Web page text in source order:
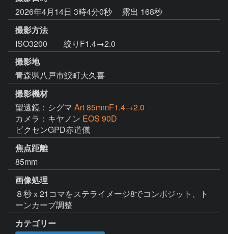
2026年4月14日 3時4分0秒
露出 168秒
撮影方法
ISO3200 絞りF1.4→2.0
撮影地
青森県八戸市鮫町大久喜
撮影機材
望遠鏡：シグマ Art 85mmF1.4→2.0
カメラ：キヤノン EOS 90D
ビクセンGPD赤道儀
焦点距離
85mm
画像処理
８秒ｘ21コマをステライメージ8でコンポジット、ト
ーンカーブ調整
カテゴリー